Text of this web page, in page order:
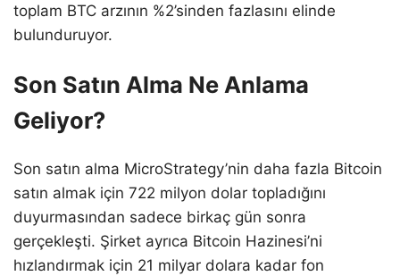
toplam BTC arzının %2’sinden fazlasını elinde
bulunduruyor.
Son Satın Alma Ne Anlama
Geliyor?
Son satın alma MicroStrategy’nin daha fazla Bitcoin
satın almak için 722 milyon dolar topladığını
duyurmasından sadece birkaç gün sonra
gerçekleşti. Şirket ayrıca Bitcoin Hazinesi’ni
hızlandırmak için 21 milyar dolara kadar fon